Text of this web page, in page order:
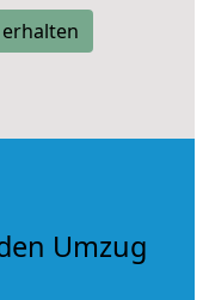
Umzug